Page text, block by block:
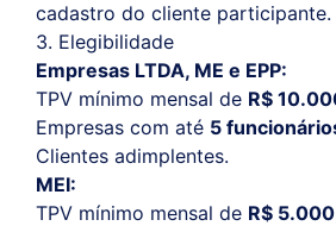
cadastro do cliente participante.
3. Elegibilidade
Empresas LTDA, ME e EPP:
TPV mínimo mensal de R$
Empresas com até 5
Clientes adimplentes.
MEI:
TPV mínimo mensal de R$